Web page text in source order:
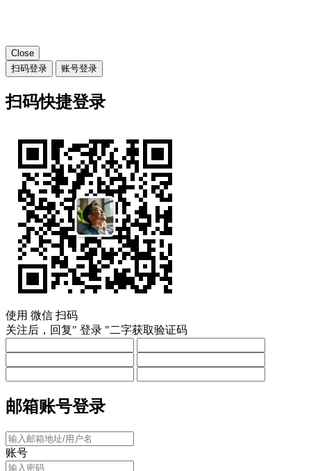
Close
扫码登录
账号登录
扫码快捷登录
使用 微信 扫码
关注后，回复" 登录 "二字获取验证码
邮箱账号登录
账号